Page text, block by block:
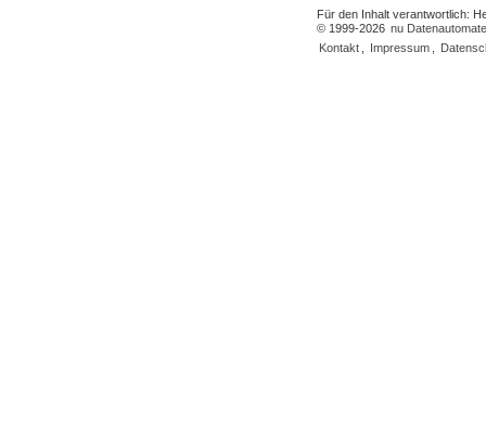
Für den Inhalt verantwortlich:
© 1999-2026 nu
Kontakt
Impressum